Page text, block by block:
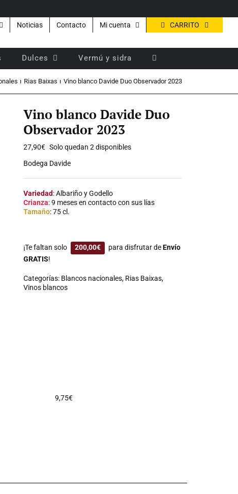
Noticias Contacto Mi cuenta CARRITO
Dulces Vermú y sidra
Rias Baixas Vino blanco Davide Duo Observador 2023
Vino blanco Davide Duo
Observador 2023
27,90€ Solo quedan 2 disponibles
Bodega Davide
Variedad: Albariño y Godello
Crianza: 9 meses en contacto con sus lías
Tamaño: 75 cl.
¡Te faltan solo 200,00€ para disfrutar deEnvío
GRATIS!
Categorías: Blancos nacionales, Rias Baixas,
Vinos blancos
9,75€